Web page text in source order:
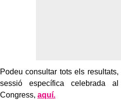
Podeu consultar tots els
sessió específica celebrada
Congress, aquí.